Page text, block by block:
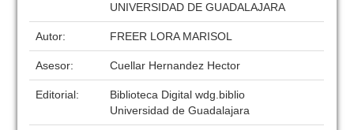
UNIVERSIDAD DE GUADALAJARA
Autor: FREER LORA MARISOL
Asesor: Cuellar Hernandez Hector
Editorial:
Biblioteca Digital wdg.biblio
Universidad de Guadalajara